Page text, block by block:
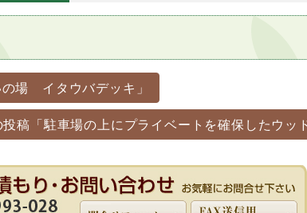
場 イタウバデッキ」
投稿「駐車場の上にプライベートを確保したウッ